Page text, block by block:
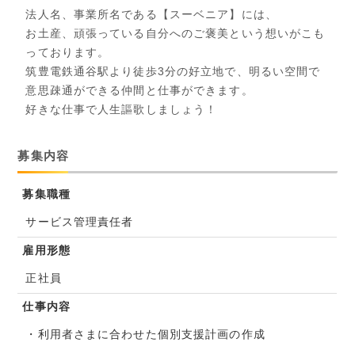
法人名、事業所名である【スーベニア】には、
お土産、頑張っている自分へのご褒美という想いがこも
っております。
筑豊電鉄通谷駅より徒歩3分の好立地で、明るい空間で
意思疎通ができる仲間と仕事ができます。
好きな仕事で人生謳歌しましょう！
募集内容
募集職種
サービス管理責任者
雇用形態
正社員
仕事内容
・利用者さまに合わせた個別支援計画の作成